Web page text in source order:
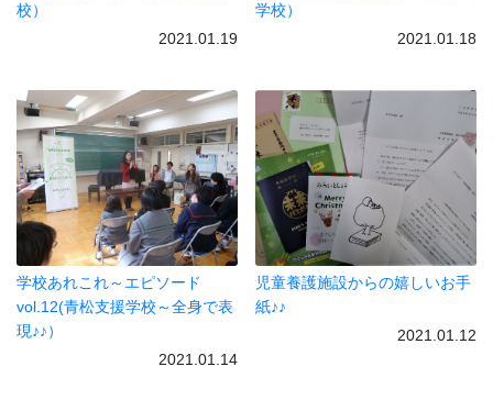
校）
2021.01.19
学校）
2021.01.18
学校あれこれ～エピソード
vol.12(青松支援学校～全身で表
現♪♪）
2021.01.14
児童養護施設からの嬉しいお手
紙♪♪
2021.01.12